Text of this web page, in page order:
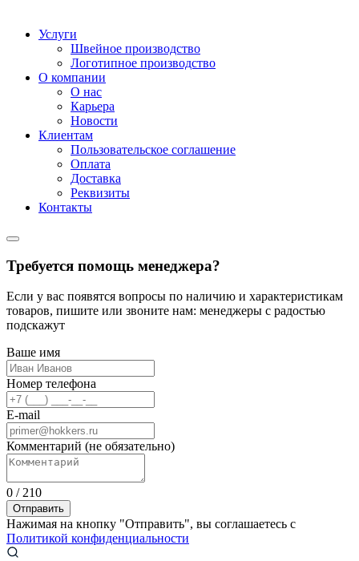
Услуги
Швейное производство
Логотипное производство
О компании
О нас
Карьера
Новости
Клиентам
Пользовательское соглашение
Оплата
Доставка
Реквизиты
Контакты
Требуется помощь менеджера?
Если у вас появятся вопросы по наличию и характеристикам
товаров, пишите или звоните нам: менеджеры с радостью
подскажут
Ваше имя
Номер телефона
E-mail
Комментарий (не обязательно)
0 /210
Отправить
Нажимая на кнопку "Отправить", вы соглашаетесь с
Политикой конфиденциальности